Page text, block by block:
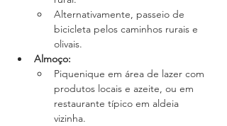
Alternativamente, passeio de
bicicleta pelos caminhos rurais e
olivais.
Almoço:
Piquenique em área de lazer com
produtos locais e azeite, ou em
restaurante típico em aldeia
vizinha.